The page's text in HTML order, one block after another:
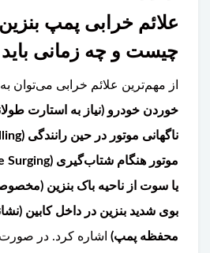
چیست و چه زمانی
از مهم‌ترین علائم خرابی می‌توان به
خوردن خودرو (نیاز به استارت
ناگهانی موتور در حین رانندگی (Stalling)
موتور هنگام شتاب‌گیری (Engine Surging)
یا سوت از ناحیه باک بنزین
بوی شدید بنزین در داخل کابین
محفظه پمپ) اشاره کرد. در